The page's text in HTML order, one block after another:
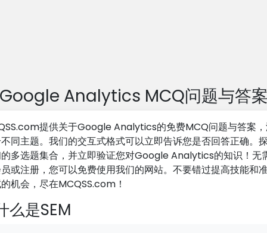
Google Analytics MCQ问题与答
提供关于Google Analytics的免费MCQ问题与答案
同主题。我们的交互式格式可以立即告诉您是否回答正确。
多选题集合，并立即验证您对Google Analytics的知识！无
或注册，您可以免费使用我们的网站。不要错过提高技能和
机会，尽在MCQSS.com！
么是SEM